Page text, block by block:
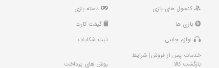
کنسول های بازی
دسته بازی
بازی ها
گیفت کارت
لوازم جانبی
ثبت شکایات
خدمات پس از فروش| شرایط
بازگشت کالا
روش های پرداخت